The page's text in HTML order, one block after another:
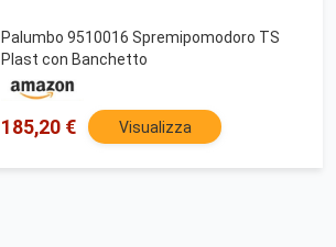
Palumbo 9510016 Spremipomodoro TS
Plast con Banchetto
185,20 € Visualizza